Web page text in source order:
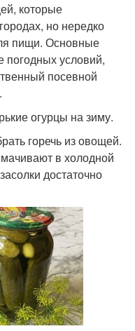
которые
но нередко
пищи. Основные
погодных условий,
посевной
огурцы на зиму.
горечь из овощей.
в холодной
достаточно